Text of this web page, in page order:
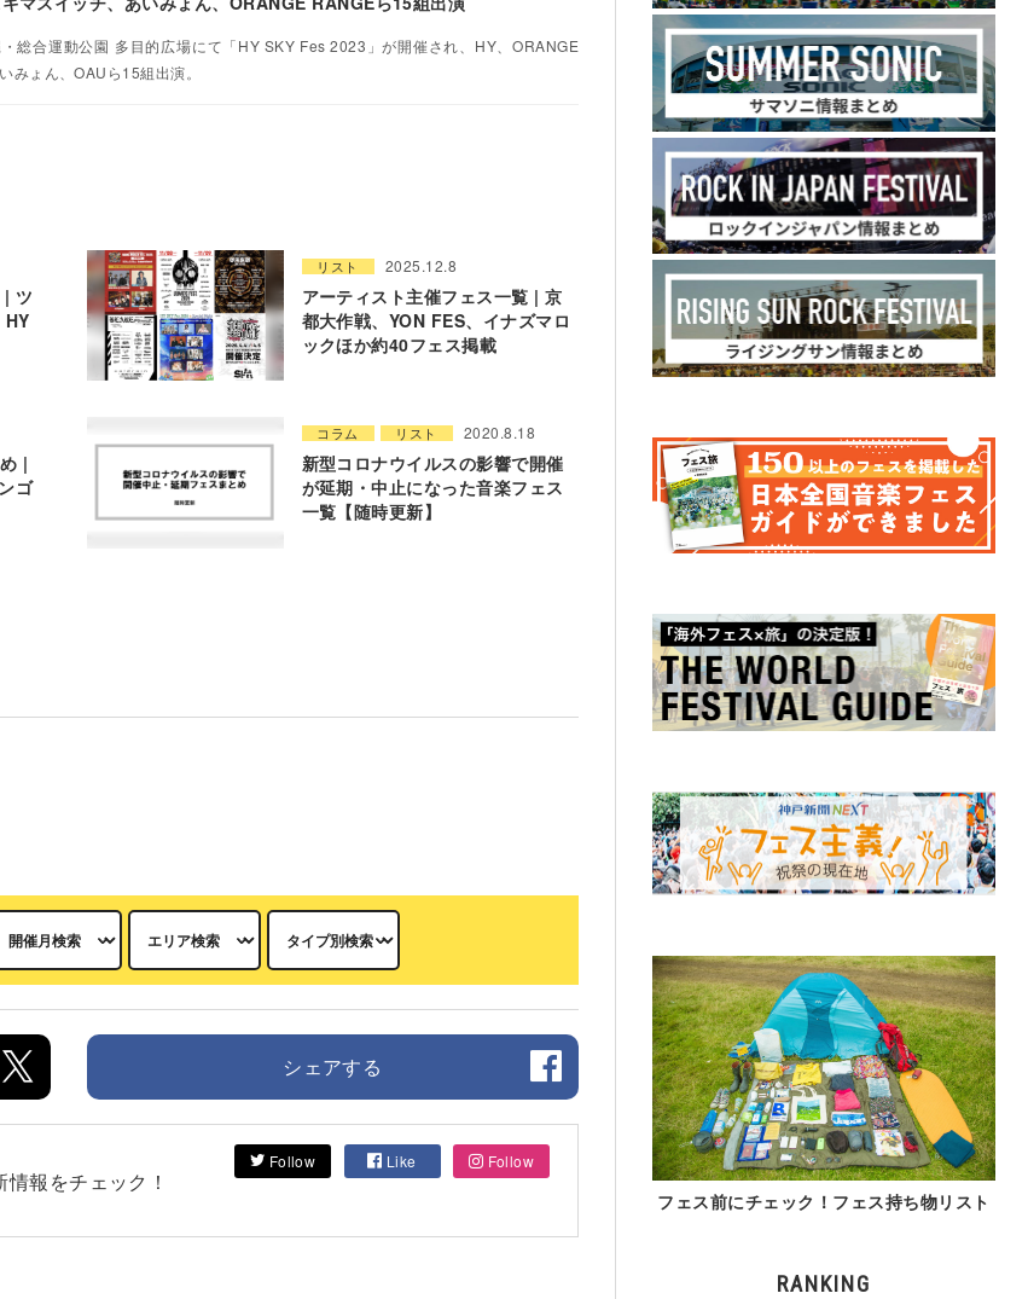
総合運動公園 多目的広場にて「HY SKY Fes 2023」が開催され、HY、ORANGE
みょん、OAUら15組出演。
ツ
リスト 2025.12.8
アーティスト主催フェス一覧 | 京
都大作戦、YON FES、イナズマロ
ックほか約40フェス掲載
|
ゴ
コラム リスト 2020.8.18
新型コロナウイルスの影響で開催
が延期・中止になった音楽フェス
一覧【随時更新】
シェアする
報をチェック！
Follow Like Follow
フェス前にチェック！フェス持ち物リスト
RANKING